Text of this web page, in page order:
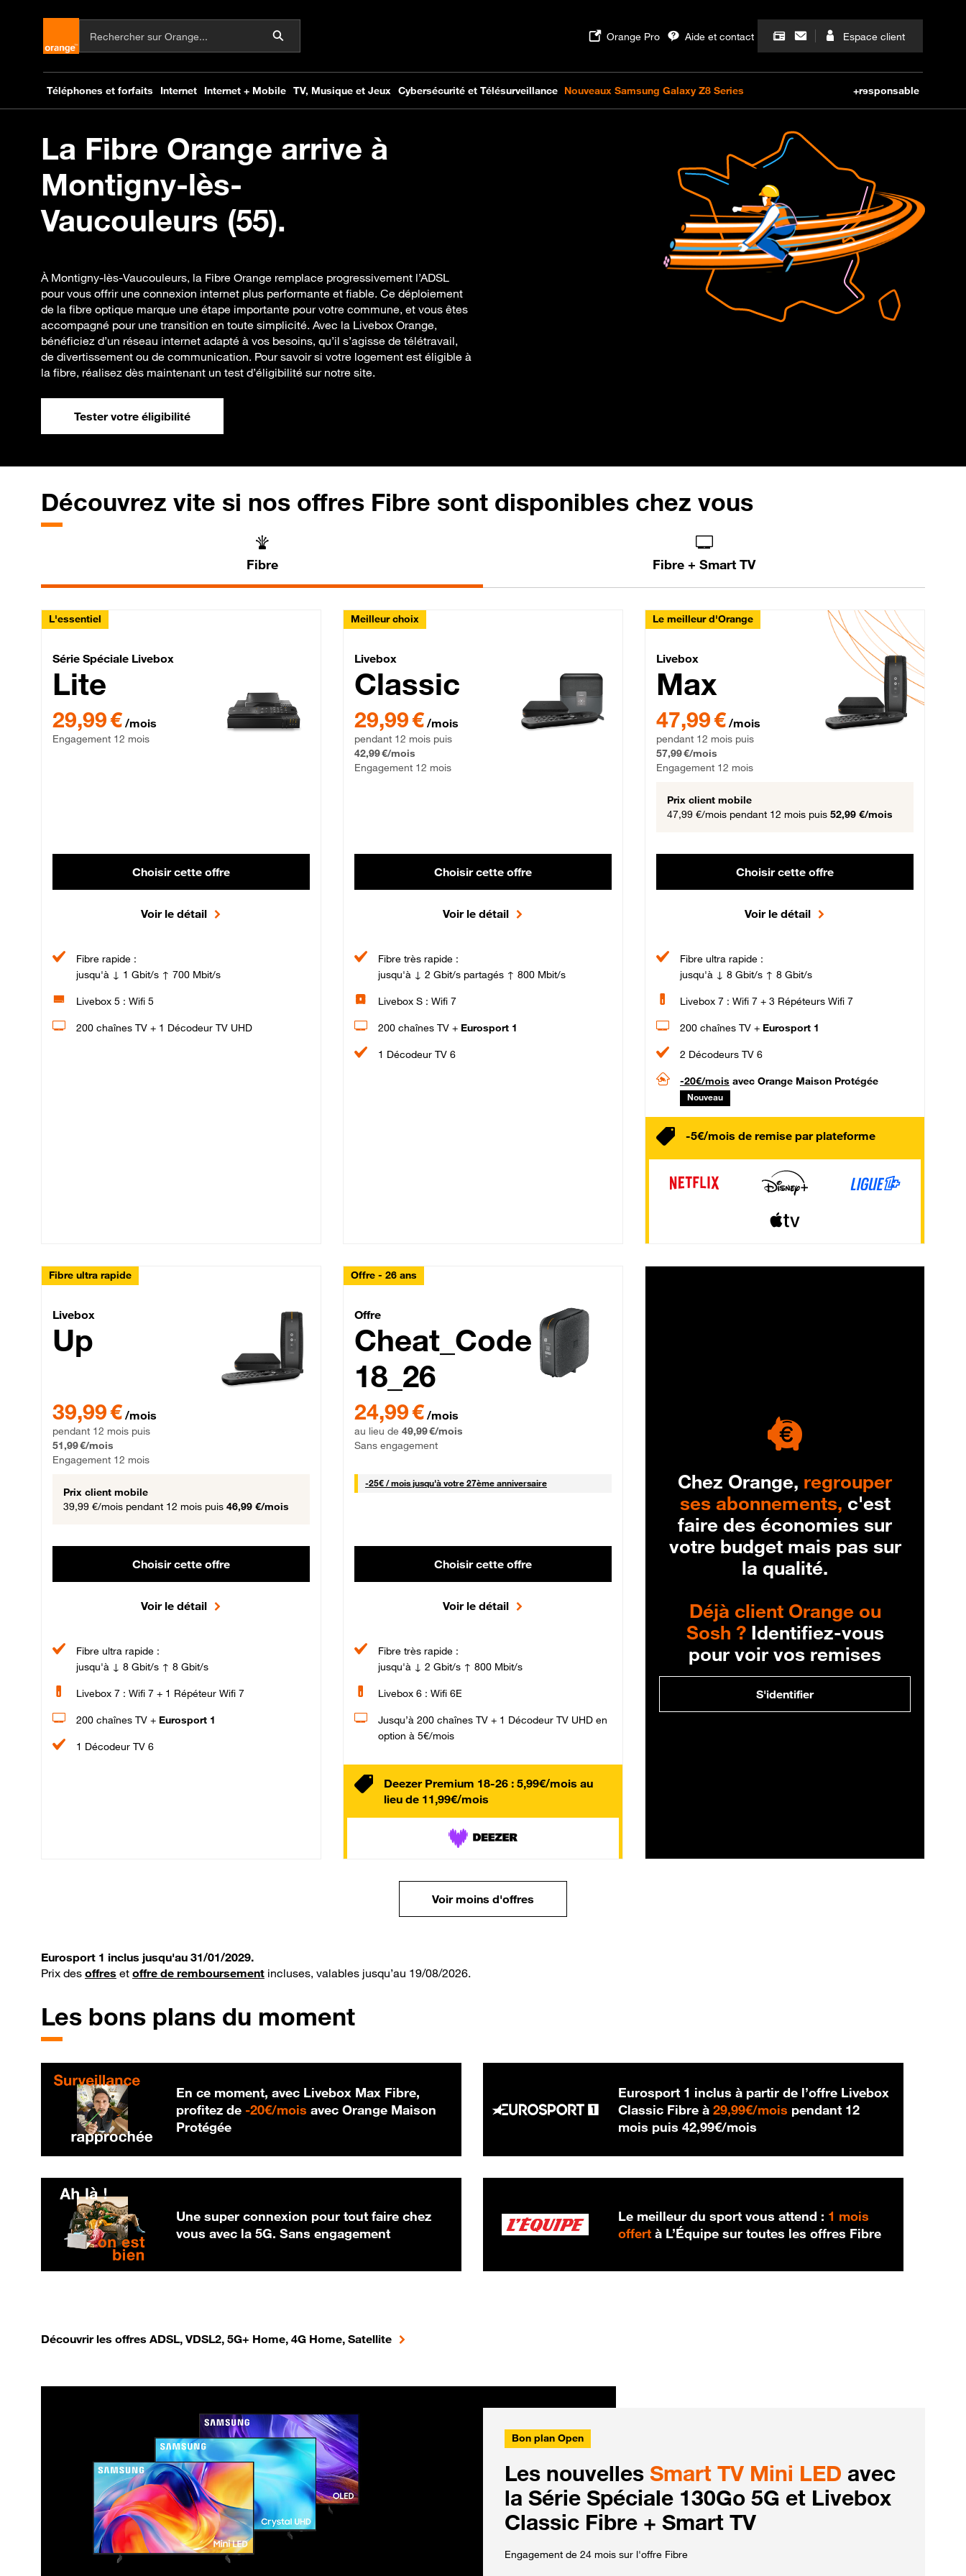
La Fibre Orange arrive à
Montigny-lès-
Vaucouleurs (55).
À Montigny-lès-Vaucouleurs, la Fibre Orange remplace progressivement l’ADSL
pour vous offrir une connexion internet plus performante et fiable. Ce déploiement
de la fibre optique marque une étape importante pour votre commune, et vous êtes
accompagné pour une transition en toute simplicité. Avec la Livebox Orange,
bénéficiez d’un réseau internet adapté à vos besoins, qu’il s’agisse de télétravail,
de divertissement ou de communication. Pour savoir si votre logement est éligible à
la fibre, réalisez dès maintenant un test d’éligibilité sur notre site.
Tester votre éligibilité
Découvrez vite si nos offres Fibre sont disponibles chez vous
Fibre Fibre + Smart TV
L'essentiel
Série Spéciale Livebox Lite Fibre
Série Spéciale Livebox
Lite
29,99 € par mois , Engagement 12 mois
29,99 € /mois
Engagement 12 mois
Choisir cette offre
Voir le détail
Fibre rapide :
jusqu'à ↓ 1 Gbit/s ↑ 700 Mbit/s
Livebox 5 : Wifi 5
200 chaînes TV + 1 Décodeur TV UHD
Meilleur choix
Livebox Classic Fibre
Livebox
Classic
29,99 € par mois pendant 12 mois puis 42,99 € par mois, Engagement 12 mois
29,99 € /mois
pendant 12 mois puis
42,99 €/mois
Engagement 12 mois
Choisir cette offre
Voir le détail
Fibre très rapide :
jusqu'à ↓ 2 Gbit/s partagés ↑ 800 Mbit/s
Livebox S : Wifi 7
200 chaînes TV + Eurosport 1
1 Décodeur TV 6
Le meilleur d'Orange
Livebox Max Fibre
Livebox
Max
47,99 € par mois pendant 12 mois puis 57,99 € par mois,
47,99 € /mois
pendant 12 mois puis
57,99 €/mois
Engagement 12 mois
Prix client mobile
47,99 €/mois pendant 12 mois puis 52,99 €/mois
Choisir cette offre
Voir le détail
Fibre ultra rapide :
jusqu'à ↓ 8 Gbit/s ↑ 8 Gbit/s
Livebox 7 : Wifi 7 + 3 Répéteurs Wifi 7
200 chaînes TV + Eurosport 1
2 Décodeurs TV 6
-20€/mois avec Orange Maison Protégée
Nouveau
-5€/mois de remise par plateforme
Fibre ultra rapide
Livebox Up Fibre
Livebox
Up
39,99 € /mois
pendant 12 mois puis
51,99 €/mois
Engagement 12 mois
Prix client mobile
39,99 €/mois pendant 12 mois puis 46,99 €/mois
Choisir cette offre
Voir le détail
Fibre ultra rapide :
jusqu'à ↓ 8 Gbit/s ↑ 8 Gbit/s
Livebox 7 : Wifi 7 + 1 Répéteur Wifi 7
200 chaînes TV + Eurosport 1
1 Décodeur TV 6
Offre - 26 ans
Cheat_Code Fibre_18_26
Offre
Cheat_Code
18_26
24,99 € /mois
au lieu de 49,99 €/mois
Sans engagement
-25€ / mois25 € par mois
jusqu'à votre 27ème anniversaire
Choisir cette offre
Voir le détail
Fibre très rapide :
jusqu'à ↓ 2 Gbit/s ↑ 800 Mbit/s
Livebox 6 : Wifi 6E
Jusqu’à 200 chaînes TV + 1 Décodeur TV UHD en
option à 5€/mois
Deezer Premium 18-26 : 5,99€/mois au
lieu de 11,99€/mois
Chez Orange, regrouper
ses abonnements, c'est
faire des économies sur
votre budget mais pas sur
la qualité.
Déjà client Orange ou
Sosh ?Identifiez-vous
pour voir vos remises
S'identifier
Voir moins d'offres
Eurosport 1 inclus jusqu'au 31/01/2029.
Prix des offres et offre de remboursement incluses, valables jusqu’au 19/08/2026.
Les bons plans du moment
En ce moment, avec Livebox Max Fibre,
profitez de -20€/mois 20 € par mois
avec Orange Maison
Protégée
Eurosport 1 inclus à partir de l’offre Livebox
Classic Fibre à29,99€/mois 29,99 € par mois
pendant 12
mois puis42,99€/mois
Une super connexion pour tout faire chez
vous avec la 5G. Sans engagement
Le meilleur du sport vous attend : 1 mois
offert à L’Équipe sur toutes les offres Fibre
Découvrir les offres ADSL, VDSL2, 5G+ Home, 4G Home, Satellite
Bon plan Open
Les nouvelles Smart TV Mini LED avec
la Série Spéciale 130Go 5G et Livebox
Classic Fibre + Smart TV
Engagement de 24 mois sur l'offre Fibre